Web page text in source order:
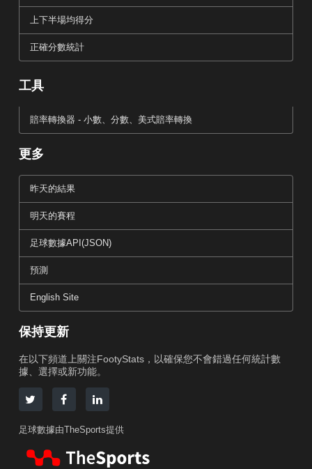
上下半場均得分
正確分數統計
工具
賠率轉換器 - 小數、分數、美式賠率轉換
更多
昨天的結果
明天的賽程
足球數據API(JSON)
預測
English Site
保持更新
在以下頻道上關注FootyStats，以確保您不會錯過任何統計數
據、選擇或新功能。
足球數據由TheSports提供